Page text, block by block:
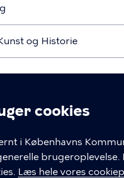
cookies
i Københavns
brugeroplevelse.
Læs hele vores
og Historie